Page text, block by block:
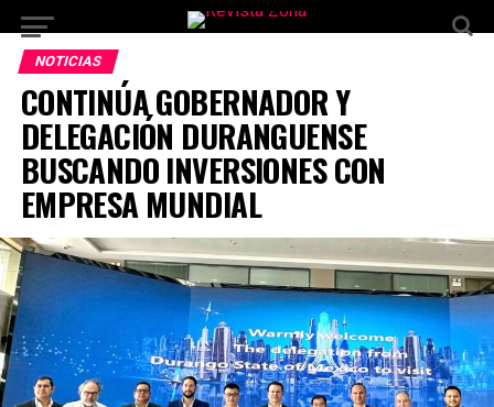
NOTICIAS
CONTINÚA GOBERNADOR Y
DELEGACIÓN DURANGUENSE
BUSCANDO INVERSIONES CON
EMPRESA MUNDIAL